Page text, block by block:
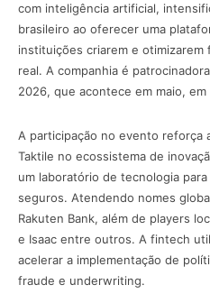
com inteligência artificial,
brasileiro ao oferecer uma
instituições criarem e
real. A companhia é
2026, que acontece em maio, em
A participação no evento reforça
Taktile no ecossistema de
um laboratório de tecnologia
seguros. Atendendo nomes
Rakuten Bank, além de players
e Isaac entre outros. A fintech
acelerar a implementação de
fraude e underwriting.